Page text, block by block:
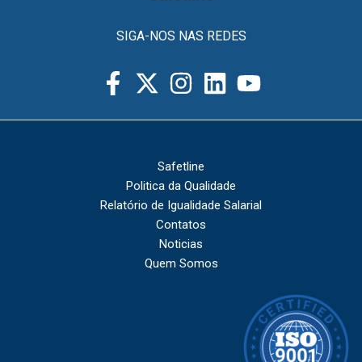
SIGA-NOS NAS REDES
Safetline
Politica da Qualidade
Relatório de Igualidade Salarial
Contatos
Noticias
Quem Somos